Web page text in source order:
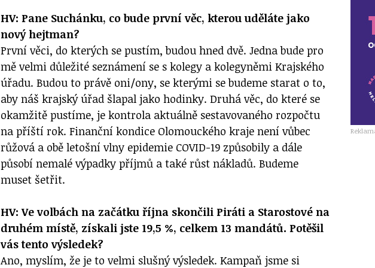
HV: Pane Suchánku, co bude první věc, kterou uděláte jako
nový hejtman?
První věci, do kterých se pustím, budou hned dvě. Jedna bude pro
mě velmi důležité seznámení se s kolegy a kolegyněmi Krajského
úřadu. Budou to právě oni/ony, se kterými se budeme starat o to,
aby náš krajský úřad šlapal jako hodinky. Druhá věc, do které se
okamžitě pustíme, je kontrola aktuálně sestavovaného rozpočtu
na příští rok. Finanční kondice Olomouckého kraje není vůbec
růžová a obě letošní vlny epidemie COVID-19 způsobily a dále
působí nemalé výpadky příjmů a také růst nákladů. Budeme
muset šetřit.
HV: Ve volbách na začátku října skončili Piráti a Starostové na
druhém místě, získali jste 19,5 %, celkem 13 mandátů. Potěšil
vás tento výsledek?
Ano, myslím, že je to velmi slušný výsledek. Kampaň jsme si